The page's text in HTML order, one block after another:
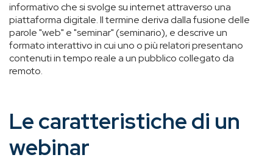
informativo che si svolge su internet attraverso una
piattaforma digitale. Il termine deriva dalla fusione delle
parole "web" e "seminar" (seminario), e descrive un
formato interattivo in cui uno o più relatori presentano
contenuti in tempo reale a un pubblico collegato da
remoto.
Le caratteristiche di un
webinar